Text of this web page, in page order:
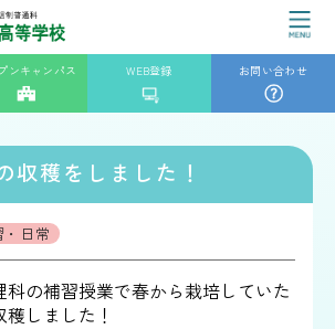
ンキャンパス WEB登録 お問い合わせ
収穫をしました！
・日常
科の補習授業で春から栽培していた
しました！